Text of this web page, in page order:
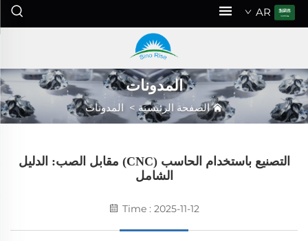
AR
المدونات
الصفحة الرئيسية > المدونات
التصنيع باستخدام الحاسب (CNC) مقابل الصب: الدليل
الشامل
Time : 2025-11-12